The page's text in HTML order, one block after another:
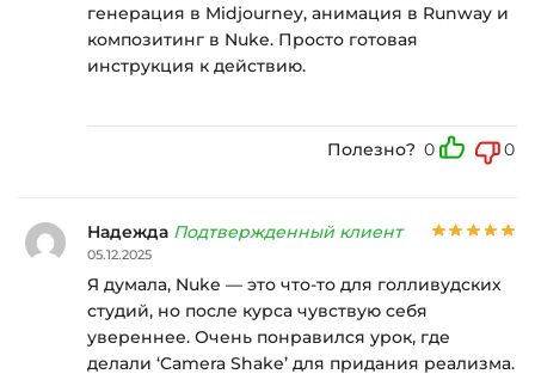
генерация в Midjourney, анимация в Runway и
композитинг в Nuke. Просто готовая
инструкция к действию.
Полезно? 0 0
Надежда Подтвержденный клиент
05.12.2025
Я думала, Nuke — это что-то для голливудских
студий, но после курса чувствую себя
увереннее. Очень понравился урок, где
делали ‘Camera Shake’ для придания реализма.